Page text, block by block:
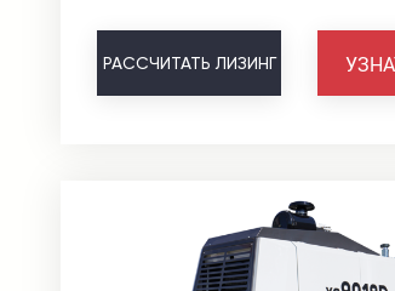
РАССЧИТАТЬ ЛИЗИНГ